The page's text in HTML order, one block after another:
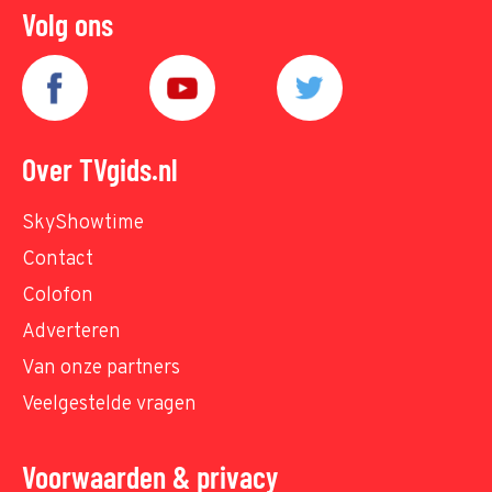
Volg ons
Over TVgids.nl
SkyShowtime
Contact
Colofon
Adverteren
Van onze partners
Veelgestelde vragen
Voorwaarden & privacy